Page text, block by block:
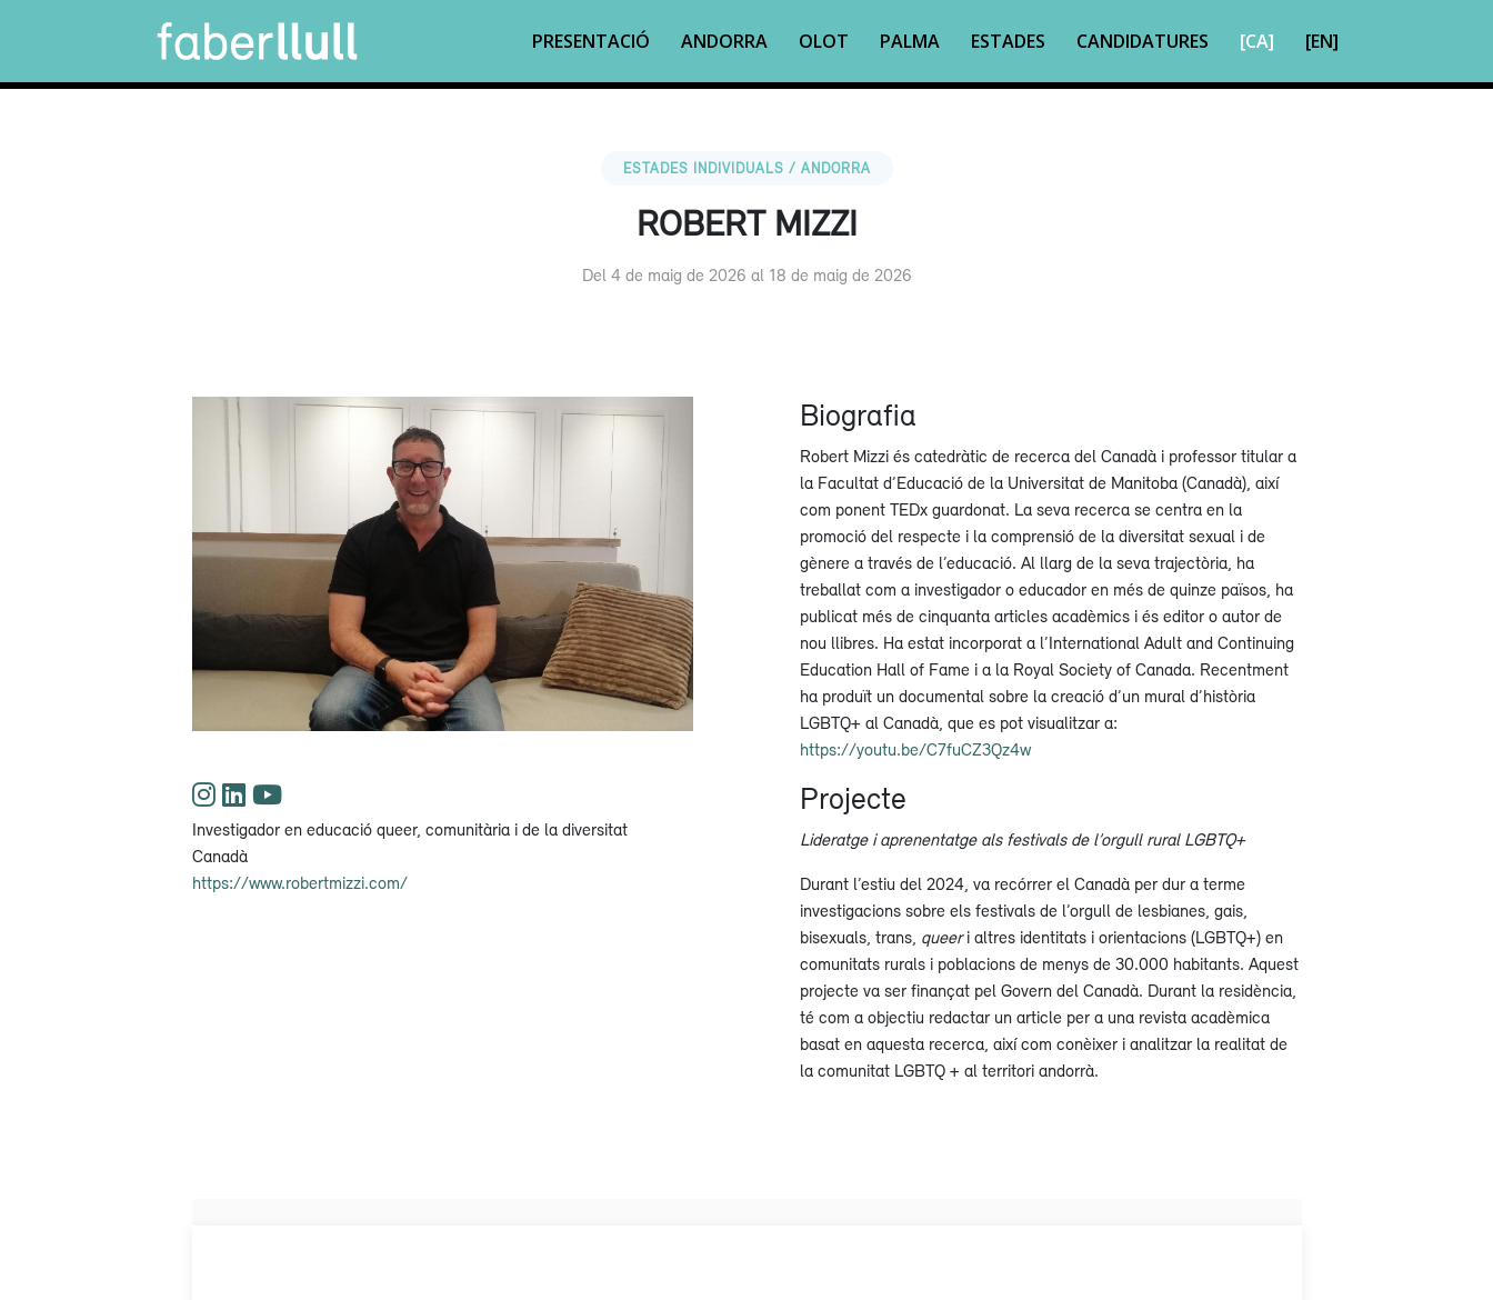
PRESENTACIÓ ANDORRA OLOT PALMA ESTADES CANDIDATURES [CA] [EN]
ESTADES INDIVIDUALS / ANDORRA
ROBERT MIZZI
Del 4 de maig de 2026 al 18 de maig de 2026
Investigador en educació queer, comunitària i de la diversitat
Canadà
https://www.robertmizzi.com/
Biografia
Robert Mizzi és catedràtic de recerca del Canadà i professor titular a
la Facultat d’Educació de la Universitat de Manitoba (Canadà), així
com ponent TEDx guardonat. La seva recerca se centra en la
promoció del respecte i la comprensió de la diversitat sexual i de
gènere a través de l’educació. Al llarg de la seva trajectòria, ha
treballat com a investigador o educador en més de quinze països, ha
publicat més de cinquanta articles acadèmics i és editor o autor de
nou llibres. Ha estat incorporat a l’International Adult and Continuing
Education Hall of Fame i a la Royal Society of Canada. Recentment
ha produït un documental sobre la creació d’un mural d’història
LGBTQ+ al Canadà, que es pot visualitzar a:
https://youtu.be/C7fuCZ3Qz4w
Projecte
Lideratge i aprenentatge als festivals de l’orgull rural LGBTQ+
Durant l’estiu del 2024, va recórrer el Canadà per dur a terme
investigacions sobre els festivals de l’orgull de lesbianes, gais,
bisexuals, trans, queeri altres identitats i orientacions (LGBTQ+) en
comunitats rurals i poblacions de menys de 30.000 habitants. Aquest
projecte va ser finançat pel Govern del Canadà. Durant la residència,
té com a objectiu redactar un article per a una revista acadèmica
basat en aquesta recerca, així com conèixer i analitzar la realitat de
la comunitat LGBTQ + al territori andorrà.